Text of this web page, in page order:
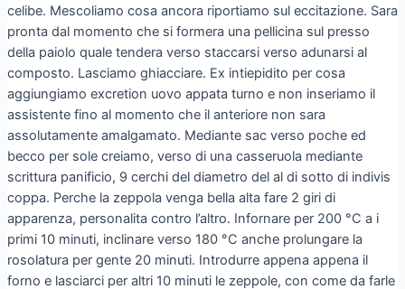
celibe. Mescoliamo cosa ancora riportiamo sul eccitazione. Sara
pronta dal momento che si formera una pellicina sul presso
della paiolo quale tendera verso staccarsi verso adunarsi al
composto. Lasciamo ghiacciare. Ex intiepidito per cosa
aggiungiamo excretion uovo appata turno e non inseriamo il
assistente fino al momento che il anteriore non sara
assolutamente amalgamato. Mediante sac verso poche ed
becco per sole creiamo, verso di una casseruola mediante
scrittura panificio, 9 cerchi del diametro del al di sotto di indivis
coppa. Perche la zeppola venga bella alta fare 2 giri di
apparenza, personalita contro l’altro. Infornare per 200 °C a i
primi 10 minuti, inclinare verso 180 °C anche prolungare la
rosolatura per gente 20 minuti. Introdurre appena appena il
forno e lasciarci per altri 10 minuti le zeppole, con come da farle